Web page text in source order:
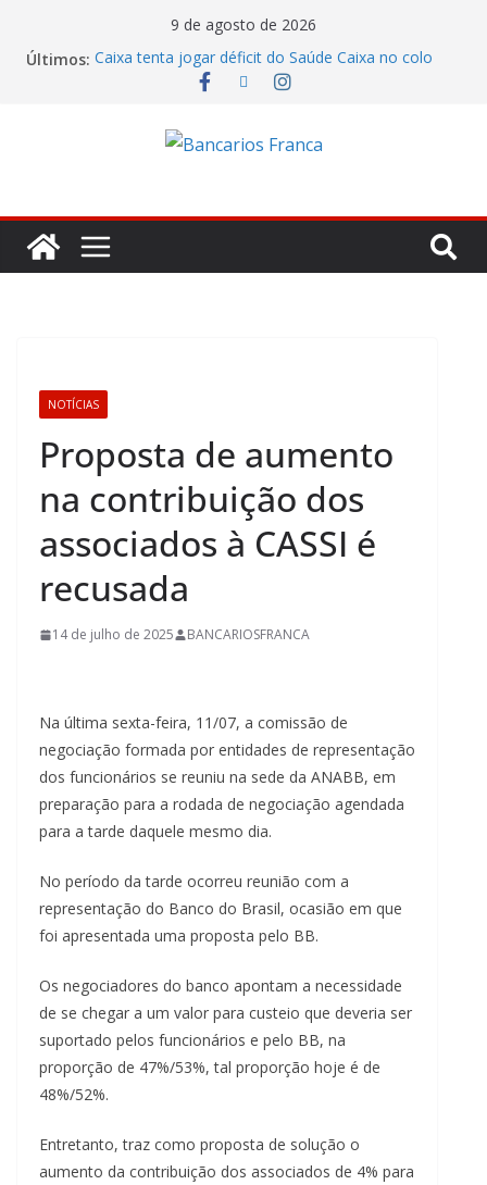
9 de agosto de 2026
Últimos: Caixa tenta jogar déficit do Saúde Caixa no colo
dos empregados e enfrenta rejeição na mesa
7,05 bilhões no segundo trimestre
Itaú atende cobrança da CONTEC e garante
de R$ 275 milhões
Banco do Brasil trava debate econômico e
condiciona avanços à decisão da Fenaban
NOTÍCIAS
Proposta de aumento
na contribuição dos
associados à CASSI é
recusada
14 de julho de 2025 BANCARIOSFRANCA
Na última sexta-feira, 11/07, a comissão de
negociação formada por entidades de representação
dos funcionários se reuniu na sede da ANABB, em
preparação para a rodada de negociação agendada
para a tarde daquele mesmo dia.
No período da tarde ocorreu reunião com a
representação do Banco do Brasil, ocasião em que
foi apresentada uma proposta pelo BB.
Os negociadores do banco apontam a necessidade
de se chegar a um valor para custeio que deveria ser
suportado pelos funcionários e pelo BB, na
proporção de 47%/53%, tal proporção hoje é de
48%/52%.
Entretanto, traz como proposta de solução o
aumento da contribuição dos associados de 4% para